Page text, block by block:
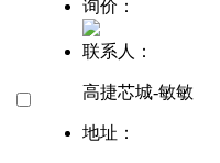
询价：
联系人：
高捷芯城-敏敏
地址：